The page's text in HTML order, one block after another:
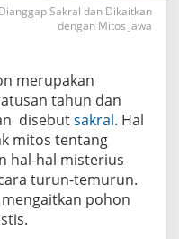
Sakral dan Dikaitkan
dengan Mitos Jawa
merupakan
tahun dan
disebutsakral. Hal
mitos tentang
hal-hal misterius
turun-temurun.
mengaitkan pohon